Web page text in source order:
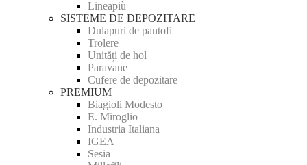
Lineapiù
SISTEME DE DEPOZITARE
Dulapuri de pantofi
Trolere
Unități de hol
Paravane
Cufere de depozitare
PREMIUM
Biagioli Modesto
E. Miroglio
Industria Italiana
IGEA
Sesia